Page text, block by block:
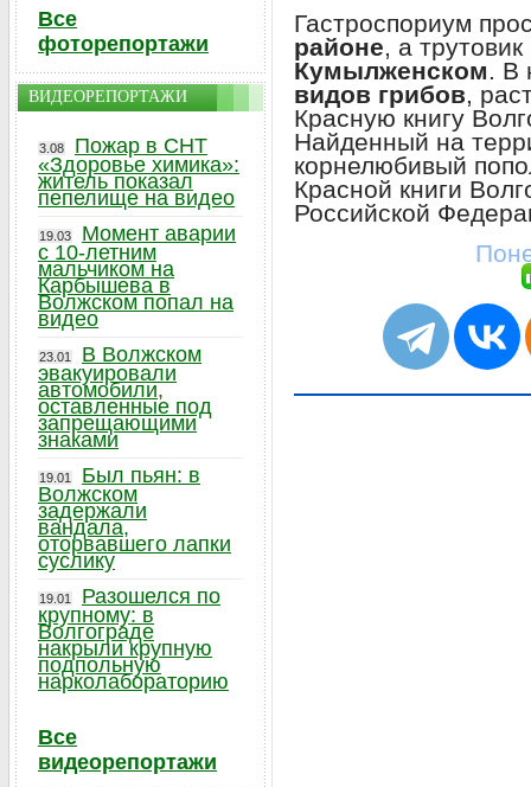
Гастроспориум
районе, а
Кумылженском. В
видов грибов,
Красную книгу
Найденный на
корнелюбивый
Красной книги
Российской
Все
фоторепортажи
ВИДЕОРЕПОРТАЖИ
3.08
Пожар в СНТ
«Здоровье химика»:
житель показал
пепелище на видео
19.03
Момент аварии
с 10-летним
мальчиком на
Карбышева в
Волжском попал на
видео
23.01
В Волжском
эвакуировали
автомобили,
оставленные под
запрещающими
знаками
19.01
Был пьян: в
Волжском
задержали
вандала,
оторвавшего лапки
суслику
19.01
Разошелся по
крупному: в
Волгограде
накрыли крупную
подпольную
нарколабораторию
Все
видеорепортажи